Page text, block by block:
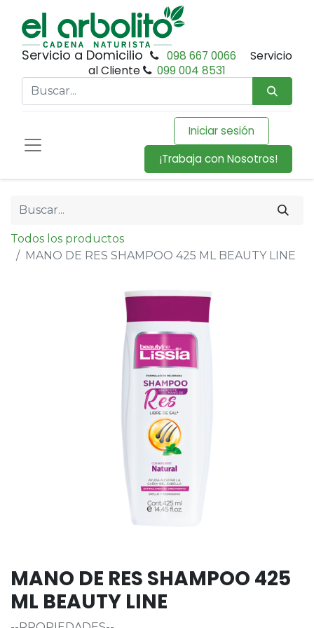
Servicio a Domicilio 098 667 0066
Servicio
al Cliente
099 004 8531
Iniciar sesión
¡Trabaja con Nosotros!
Todos los productos
MANO DE RES SHAMPOO 425 ML BEAUTY LINE
MANO DE RES SHAMPOO 425
ML BEAUTY LINE